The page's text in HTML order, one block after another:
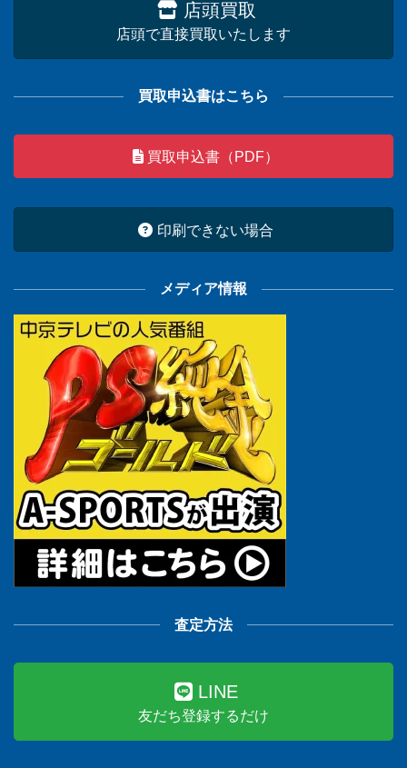
店頭買取
店頭で直接買取いたします
買取申込書はこちら
買取申込書（PDF）
印刷できない場合
メディア情報
査定方法
LINE
友だち登録するだけ